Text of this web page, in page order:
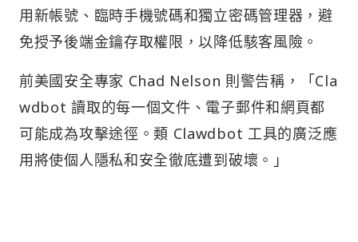
用新帳號、臨時手機號碼和獨立密碼管理器，避
免授予後端金鑰存取權限，以降低駭客風險。
前美國安全專家 Chad Nelson 則警告稱，「Cla
wdbot 讀取的每一個文件、電子郵件和網頁都
可能成為攻擊途徑。類 Clawdbot 工具的廣泛應
用將使個人隱私和安全徹底遭到破壞。」